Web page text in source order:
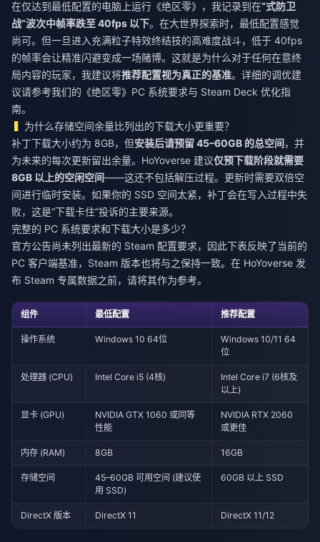
在仅达到最低配置的电脑上运行《绝区零》，我记录到在“式防卫
战”波次中帧率跌至 40fps 以下。在大世界探索时，最低配置感觉
尚可。但一旦进入充满粒子特效终结技的高难度战斗，低于 40fps
的帧率会让精准闪避变成一场赌博。这就是为什么对于任何在意终
局内容的玩家，我建议将推荐配置视为真正的基准。详细的调优建
议请参考我们的《绝区零》PC 系统要求与 Steam Deck 优化指
南。
为什么存储空间余量比列出的下载大小更重要？
补丁下载大小约为 8GB，但安装后请预留 45–60GB 的总空间，并
为未来的每次更新留出余量。HoYoverse 建议仅预下载阶段就需要
8GB 以上的空闲空间——这还不包括解压过程。更新时需要双倍空
间进行临时安装。如果你的 SSD 空间太紧，补丁会在写入过程中失
败，这是“下载卡住”投诉的主要来源。
完整的 PC 系统要求和下载大小是多少？
官方公告尚未列出最新的 Steam 配置要求，因此下表反映了当前的
PC 客户端基准，Steam 版本也将与之保持一致。在 HoYoverse 发
布 Steam 专属数据之前，请将其作为参考。
组件 最低配置 推荐配置
操作系统 Windows 10 64位
Windows 10/11 64
位
处理器 (CPU) Intel Core i5 (4核)
Intel Core i7 (6核及
以上)
显卡 (GPU)
NVIDIA GTX 1060 或同等
性能
NVIDIA RTX 2060
或更佳
内存 (RAM) 8GB 16GB
存储空间
45–60GB 可用空间 (建议使
用 SSD)
60GB 以上 SSD
DirectX 版本 DirectX 11 DirectX 11/12